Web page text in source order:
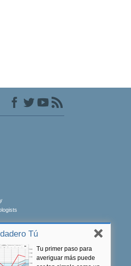
Tú
Tu primer paso para
averiguar más puede